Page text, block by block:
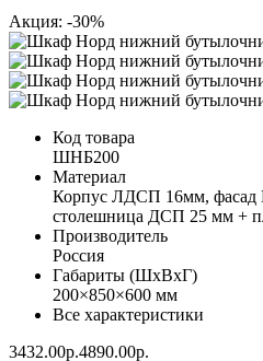
Акция: -30%
Код товара
ШНБ200
Материал
Корпус ЛДСП 16мм,
столешница ДСП 25 мм +
Производитель
Россия
Габариты (ШхВхГ)
200×850×600 мм
Все характеристики
3432.00р.4890.00р.